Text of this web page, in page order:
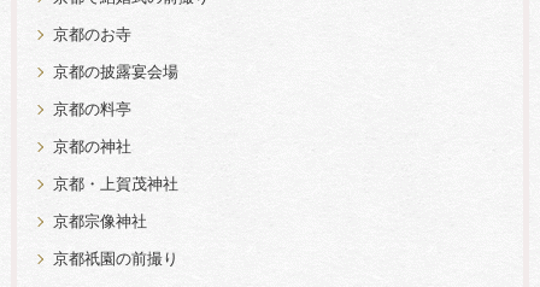
京都のお寺
京都の披露宴会場
京都の料亭
京都の神社
京都・上賀茂神社
京都宗像神社
京都祇園の前撮り